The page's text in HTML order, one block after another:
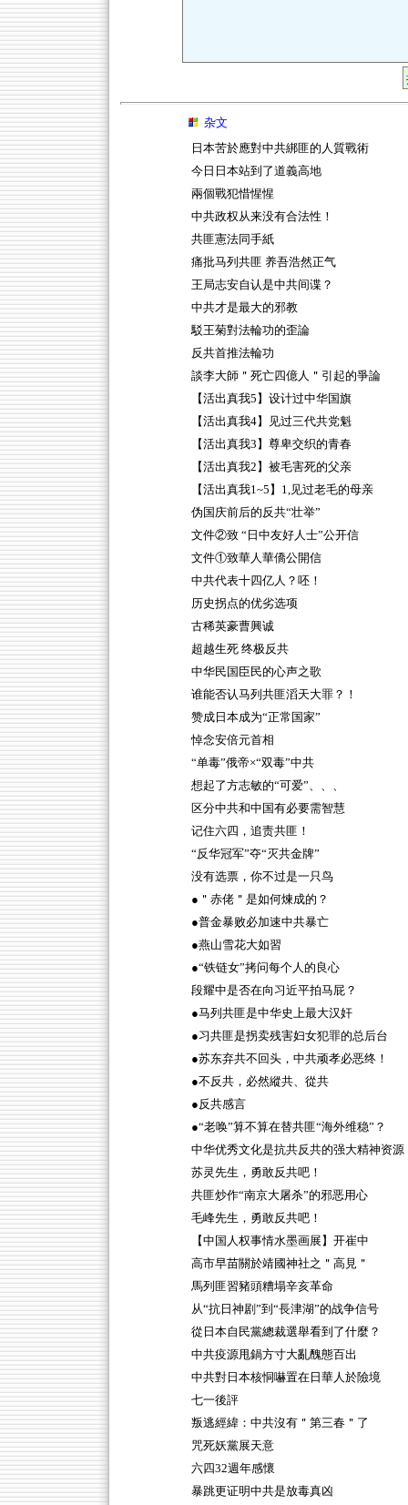
杂文
日本苦於應對中共綁匪的人質戰術
今日日本站到了道義高地
兩個戰犯惜惺惺
中共政权从来没有合法性！
共匪憲法同手紙
痛批马列共匪 养吾浩然正气
王局志安自认是中共间谍？
中共才是最大的邪教
駁王菊對法輪功的歪論
反共首推法輪功
談李大師＂死亡四億人＂引起的爭論
【活出真我5】设计过中华国旗
【活出真我4】见过三代共党魁
【活出真我3】尊卑交织的青春
【活出真我2】被毛害死的父亲
【活出真我1~5】1,见过老毛的母亲
伪国庆前后的反共“壮举”
文件②致 “日中友好人士”公开信
文件①致華人華僑公開信
中共代表十四亿人？呸！
历史拐点的优劣选项
古稀英豪曹興诚
超越生死 终极反共
中华民国臣民的心声之歌
谁能否认马列共匪滔天大罪？！
赞成日本成为“正常国家”
悼念安倍元首相
“单毒”俄帝×“双毒”中共
想起了方志敏的“可爱”、、、
区分中共和中国有必要需智慧
记住六四，追责共匪！
“反华冠军”夺“灭共金牌”
没有选票，你不过是一只鸟
●＂赤佬＂是如何煉成的？
●普金暴败必加速中共暴亡
●燕山雪花大如習
●“铁链女”拷问每个人的良心
段耀中是否在向习近平拍马屁？
●马列共匪是中华史上最大汉奸
●习共匪是拐卖残害妇女犯罪的总后台
●苏东弃共不回头，中共顽孝必恶终！
●不反共，必然縱共、從共
●反共感言
●“老唤”算不算在替共匪“海外维稳”？
中华优秀文化是抗共反共的强大精神资源
苏灵先生，勇敢反共吧！
共匪炒作“南京大屠杀”的邪恶用心
毛峰先生，勇敢反共吧！
【中国人权事情水墨画展】开崔中
高市早苗關於靖國神社之＂高見＂
馬列匪習豬頭糟塌辛亥革命
从“抗日神剧”到“長津湖”的战争信号
從日本自民黨總裁選舉看到了什麼？
中共疫源甩鍋方寸大亂醜態百出
中共對日本核恫嚇置在日華人於險境
七一後評
叛逃經緯：中共沒有＂第三春＂了
咒死妖黨展天意
六四32週年感懷
暴跳更证明中共是放毒真凶